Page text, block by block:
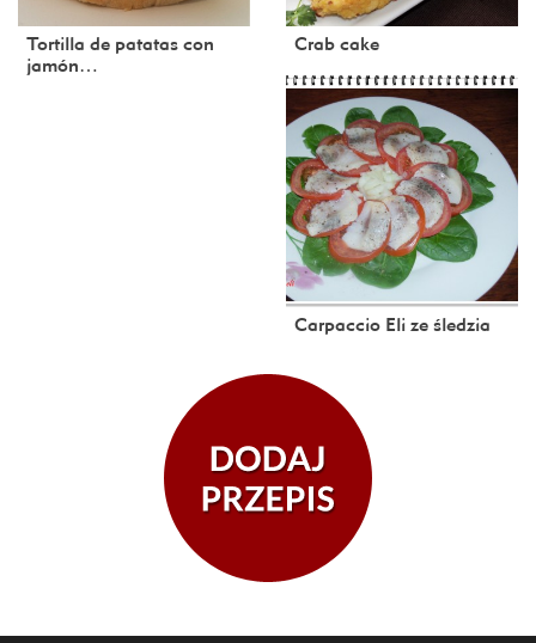
Tortilla de patatas con
jamón…
Crab cake
Carpaccio Eli ze śledzia